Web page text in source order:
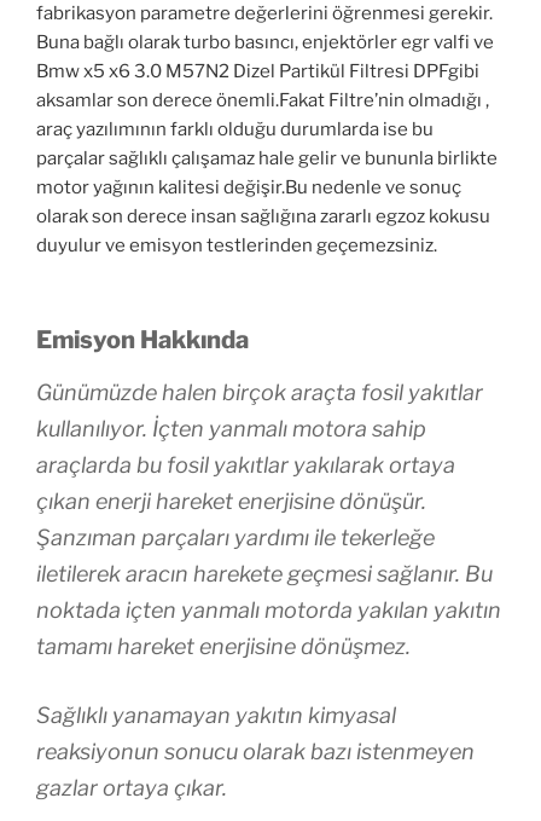
fabrikasyon parametre değerlerini öğrenmesi gerekir.
Buna bağlı olarak turbo basıncı, enjektörler egr valfi ve
Bmw x5 x6 3.0 M57N2 Dizel Partikül Filtresi DPFgibi
aksamlar son derece önemli.Fakat Filtre’nin olmadığı ,
araç yazılımının farklı olduğu durumlarda ise bu
parçalar sağlıklı çalışamaz hale gelir ve bununla birlikte
motor yağının kalitesi değişir.Bu nedenle ve sonuç
olarak son derece insan sağlığına zararlı egzoz kokusu
duyulur ve emisyon testlerinden geçemezsiniz.
Emisyon Hakkında
Günümüzde halen birçok araçta fosil yakıtlar
kullanılıyor. İçten yanmalı motora sahip
araçlarda bu fosil yakıtlar yakılarak ortaya
çıkan enerji hareket enerjisine dönüşür.
Şanzıman parçaları yardımı ile tekerleğe
iletilerek aracın harekete geçmesi sağlanır. Bu
noktada içten yanmalı motorda yakılan yakıtın
tamamı hareket enerjisine dönüşmez.
Sağlıklı yanamayan yakıtın kimyasal
reaksiyonun sonucu olarak bazı istenmeyen
gazlar ortaya çıkar.